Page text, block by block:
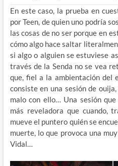
En este caso, la prueba en
por Teen, de quien uno podría
las cosas de no ser porque en
cómo algo hace saltar
si algo o alguien se estuviese
través de la Senda no se vea
que, fiel a la ambientación del
consiste en una sesión de
malo con ello… Una sesión
más reveladora que cuando,
mueve el puntero quién se
muerte, lo que provoca una
Vidal…